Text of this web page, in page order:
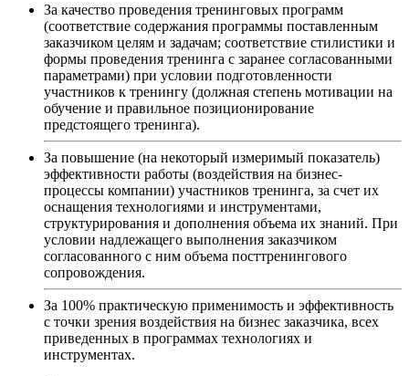
За качество проведения тренинговых программ
(соответствие содержания программы поставленным
заказчиком целям и задачам; соответствие стилистики и
формы проведения тренинга с заранее согласованными
параметрами) при условии подготовленности
участников к тренингу (должная степень мотивации на
обучение и правильное позиционирование
предстоящего тренинга).
За повышение (на некоторый измеримый показатель)
эффективности работы (воздействия на бизнес-
процессы компании) участников тренинга, за счет их
оснащения технологиями и инструментами,
структурирования и дополнения объема их знаний. При
условии надлежащего выполнения заказчиком
согласованного с ним объема посттренингового
сопровождения.
За 100% практическую применимость и эффективность
с точки зрения воздействия на бизнес заказчика, всех
приведенных в программах технологиях и
инструментах.